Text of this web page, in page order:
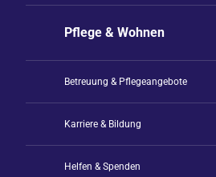
Pflege & Wohnen
Betreuung & Pflegeangebote
Karriere & Bildung
Helfen & Spenden